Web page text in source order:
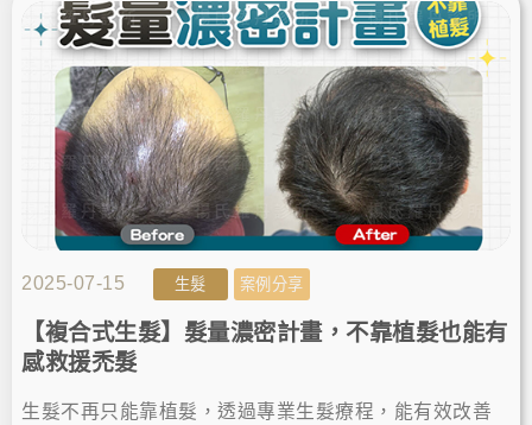
2025-07-15 生髮 案例分享
【複合式生髮】髮量濃密計畫，不靠植髮也能有
感救援禿髮
生髮不再只能靠植髮，透過專業生髮療程，能有效改善